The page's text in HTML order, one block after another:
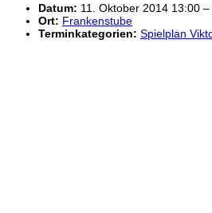
Datum: 11. Oktober 2014 13:00 –
Ort: Frankenstube
Terminkategorien: Spielplan